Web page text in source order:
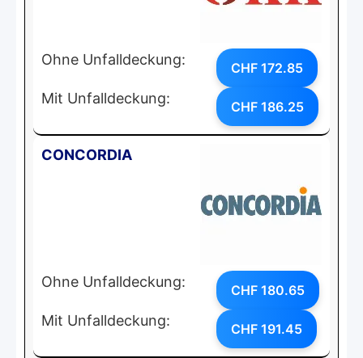
Ohne Unfalldeckung: CHF 172.85
Mit Unfalldeckung: CHF 186.25
CONCORDIA
Ohne Unfalldeckung: CHF 180.65
Mit Unfalldeckung: CHF 191.45